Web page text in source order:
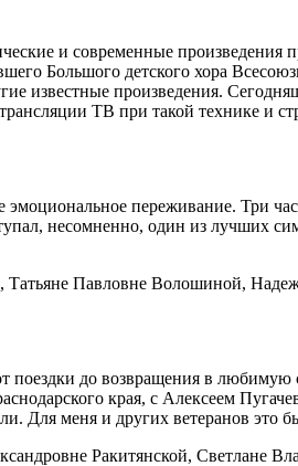
и современные произведения
Большого детского хора
известные произведения.
ТВ при такой технике и
эмоциональное переживание. Три
несомненно, один из лучших
Татьяне Павловне Волошиной,
поездки до возвращения в любимую
края, с Алексеем
меня и других ветеранов это
Ракитянской, Светлане